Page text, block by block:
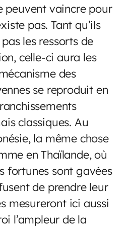
peuvent vaincre pour
pas. Tant qu’ils
les ressorts de
celle-ci aura les
des
se reproduit en
classiques. Au
la même chose
en Thaïlande, où
fortunes sont gavées
de prendre leur
mesureront ici aussi
l’ampleur de la